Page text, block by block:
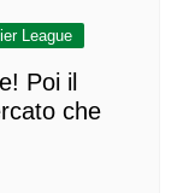
League
Poi il
che